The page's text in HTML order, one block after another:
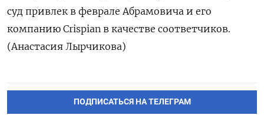
суд привлек в феврале Абрамовича и его
компанию Crispian в качестве соответчиков.
(Анастасия Лырчикова)
ПОДПИСАТЬСЯ НА ТЕЛЕГРАМ